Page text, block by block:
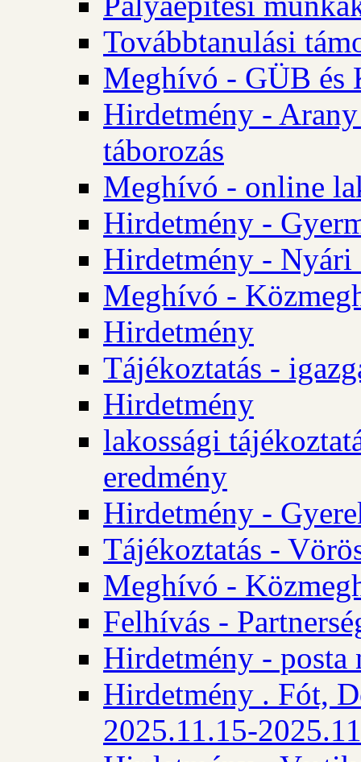
Továbbtanulási
Meghívó - GÜB és
Hirdetmény - Arany
táborozás
Meghívó - online
Hirdetmény -
Hirdetmény - Nyári
Meghívó -
Hirdetmény
Tájékoztatás -
Hirdetmény
lakossági
eredmény
Hirdetmény -
Tájékoztatás -
Meghívó -
Felhívás -
Hirdetmény - posta
Hirdetmény . Fót,
2025.11.15-